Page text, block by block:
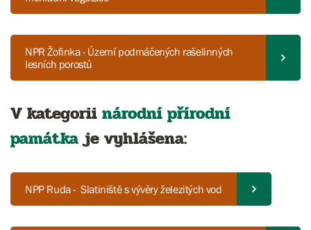
NPR Žofinka - Území podmáčených rašelinných
lesních porostů
V kategoriinárodní přírodní
památkaje vyhlášena:
NPP Ruda - Slatiniště s vývěry železitých vod